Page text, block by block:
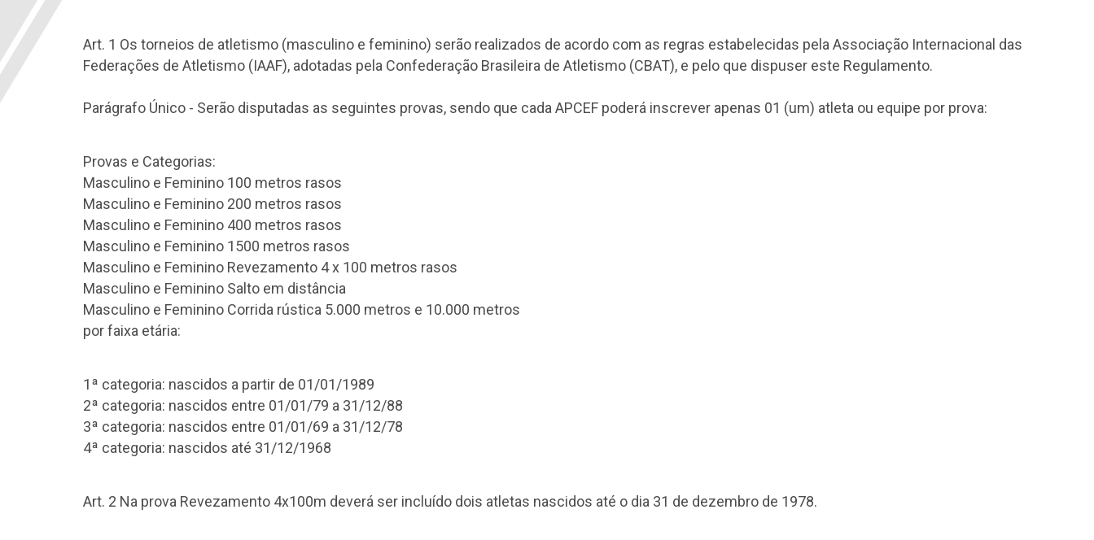
Art. 1 Os torneios de atletismo (masculino e feminino) serão realizados de acordo com as regras estabelecidas pela Associação Internacional das
Federações de Atletismo (IAAF), adotadas pela Confederação Brasileira de Atletismo (CBAT), e pelo que dispuser este Regulamento.
Parágrafo Único - Serão disputadas as seguintes provas, sendo que cada APCEF poderá inscrever apenas 01 (um) atleta ou equipe por prova:
Provas e Categorias:
Masculino e Feminino 100 metros rasos
Masculino e Feminino 200 metros rasos
Masculino e Feminino 400 metros rasos
Masculino e Feminino 1500 metros rasos
Masculino e Feminino Revezamento 4 x 100 metros rasos
Masculino e Feminino Salto em distância
Masculino e Feminino Corrida rústica 5.000 metros e 10.000 metros
por faixa etária:
1ª categoria: nascidos a partir de 01/01/1989
2ª categoria: nascidos entre 01/01/79 a 31/12/88
3ª categoria: nascidos entre 01/01/69 a 31/12/78
4ª categoria: nascidos até 31/12/1968
Art. 2 Na prova Revezamento 4x100m deverá ser incluído dois atletas nascidos até o dia 31 de dezembro de 1978.